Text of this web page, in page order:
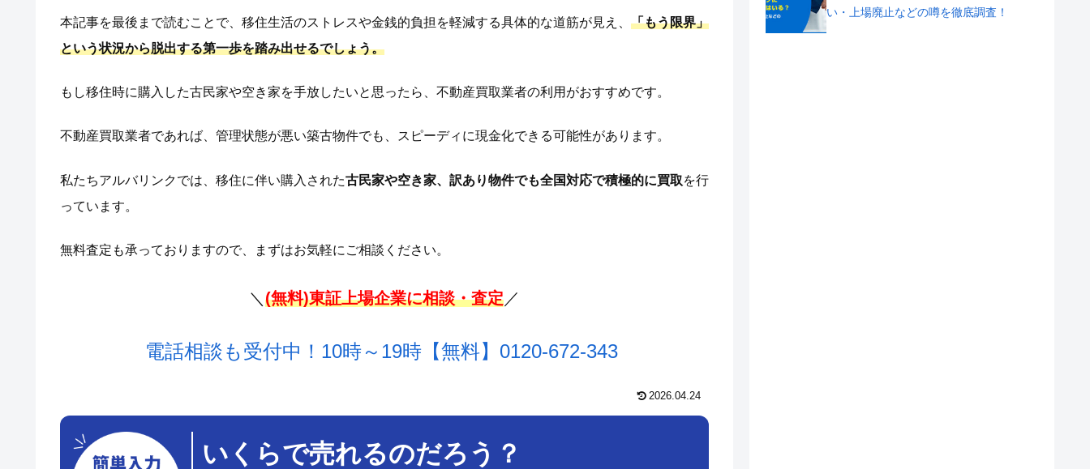
本記事を最後まで読むことで、移住生活のストレスや金銭的負担を軽減する具体的な道筋が見え、 「もう限界」
という状況から脱出する第一歩を踏み出せるでしょう。
もし移住時に購入した古民家や空き家を手放したいと思ったら、不動産買取業者の利用がおすすめです。
不動産買取業者であれば、管理状態が悪い築古物件でも、スピーディに現金化できる可能性があります。
私たちアルバリンクでは、移住に伴い購入された古民家や空き家、訳あり物件でも全国対応で積極的に買取を行
っています。
無料査定も承っておりますので、まずはお気軽にご相談ください。
＼ (無料)東証上場企業に相談・査定／
電話相談も受付中！10時～19時【無料】 0120-672-343
2026.04.24
いくらで売れるのだろう？
い・上場廃止などの噂を徹底調査！